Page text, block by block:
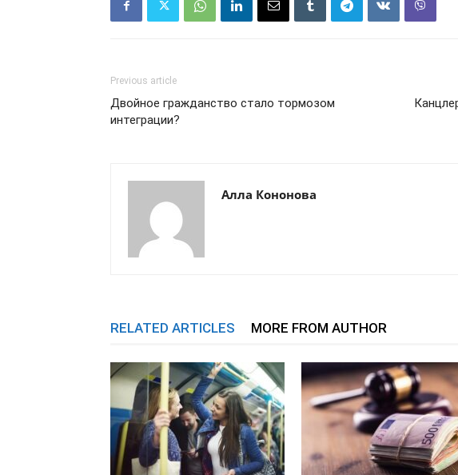
Previous article
Двойное гражданство стало тормозом
интеграции?
Алла Кононова
RELATED ARTICLES MORE FROM AUTHOR